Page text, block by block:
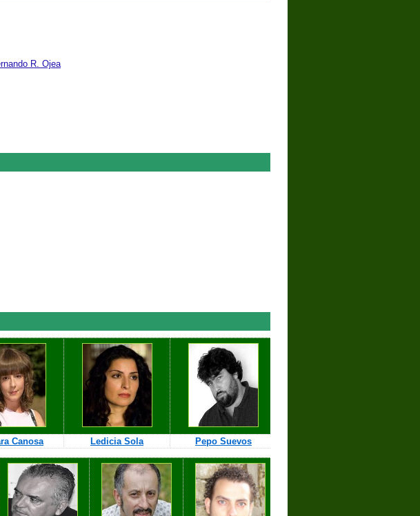
R. Ojea
Canosa Ledicia Sola Pepo Suevos